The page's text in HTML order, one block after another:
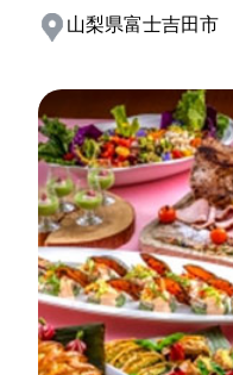
山梨県富士吉田市